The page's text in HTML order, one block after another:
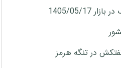
05/17
در تنگه هرمز